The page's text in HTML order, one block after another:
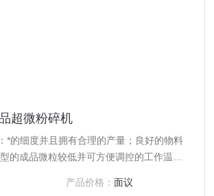
超微粉碎机
*的细度并且拥有合理的产量；良好的物料
的成品微粒较低并可方便调控的工作温度
易的调控方式灵活的出料形式
产品价格： 面议